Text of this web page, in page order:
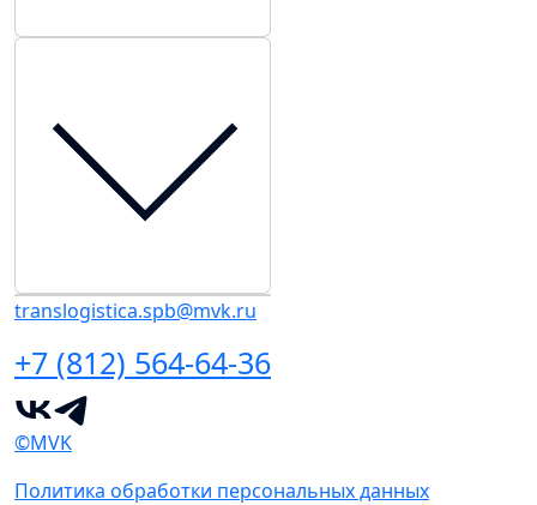
translogistica.spb@mvk.ru
+7 (812) 564-64-36
©MVK
Политика обработки персональных данных